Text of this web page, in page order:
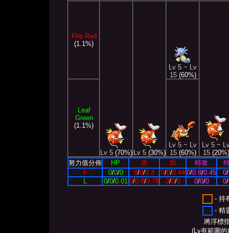
Fire Red
(1.1%)
Lv 5 (70%) Lv 5 (30%)
Lv 5 ~ Lv
15(60%)
Lv 5 ~
15(20%)
Leaf
Green
(1.1%)
Lv 5 ~ Lv
15(60%)
努力值分佈
HP 攻 防 特攻
F
0/0/0 0/0/0.3 0/0/0.44 0/0.8/0.45 0/
0/0/0.01 0/0.8/0.78 0/0/0 0/0/0 0/
- 持
- 精
將浮標
(Lv有範圍